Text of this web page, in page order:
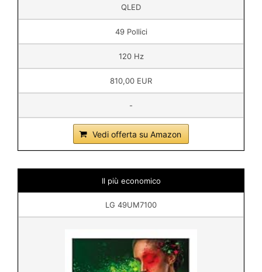
QLED
49 Pollici
120 Hz
810,00 EUR
-
Vedi offerta su Amazon
Il più economico
LG 49UM7100